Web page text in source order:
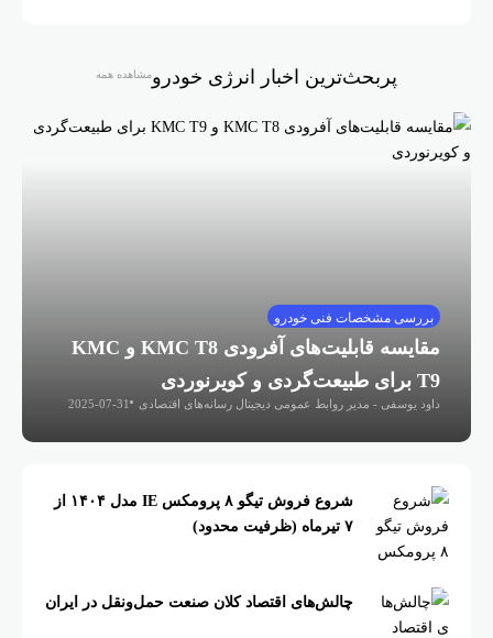
پربحث‌ترین اخبار انرژی خودرو مشاهده همه
بررسی مشخصات فنی خودرو
مقایسه قابلیت‌های آفرودی KMC T8 و KMC
داود یوسفی - مدیر روابط عمومی دیجیتال رسانه‌های اقتصادی 2025-07-31
شروع فروش تیگو ۸ پرومکس IE مدل ۱۴۰۴ از
۷ تیرماه (ظرفیت محدود)
چالش‌های اقتصاد کلان صنعت حمل‌ونقل در ایران